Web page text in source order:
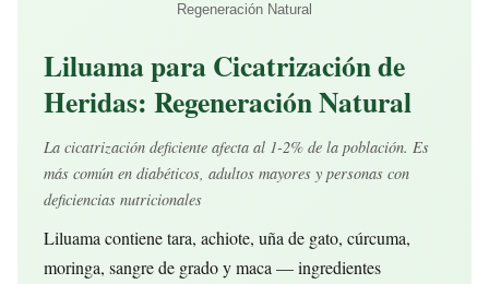
Regeneración Natural
Liluama para Cicatrización de
Heridas: Regeneración Natural
La cicatrización deficiente afecta al 1-2% de la población. Es
más común en diabéticos, adultos mayores y personas con
deficiencias nutricionales
Liluama contiene tara, achiote, uña de gato, cúrcuma,
moringa, sangre de grado y maca — ingredientes